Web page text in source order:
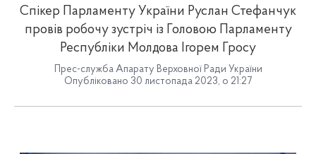
Спікер Парламенту України Руслан Стефанчук
провів робочу зустріч із Головою Парламенту
Республіки Молдова Ігорем Гросу
Прес-служба Апарату Верховної Ради України
Опубліковано 30 листопада 2023, о 21:27